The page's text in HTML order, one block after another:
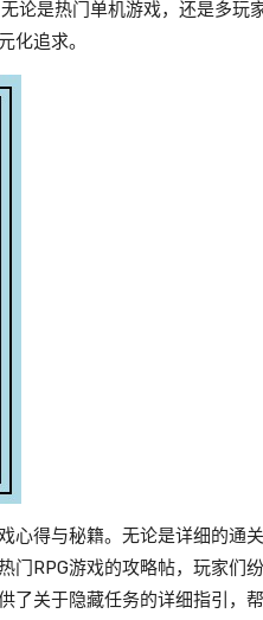
论是热门单机游戏，还是多玩
化追求。
心得与秘籍。无论是详细的通
门RPG游戏的攻略帖，玩家们
了关于隐藏任务的详细指引，